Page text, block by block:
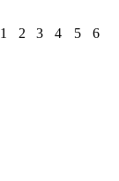
1 2 3 4 5 6